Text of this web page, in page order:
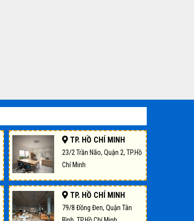
TP. HỒ CHÍ MINH
23/2 Trần Não, Quận 2, TP.Hồ
Chí Minh
TP. HỒ CHÍ MINH
79/8 Đồng Đen, Quận Tân